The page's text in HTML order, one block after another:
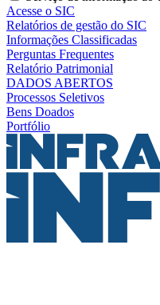
Acesse o SIC
Relatórios de gestão do SIC
Informações Classificadas
Perguntas Frequentes
Relatório Patrimonial
DADOS ABERTOS
Processos Seletivos
Bens Doados
Portfólio